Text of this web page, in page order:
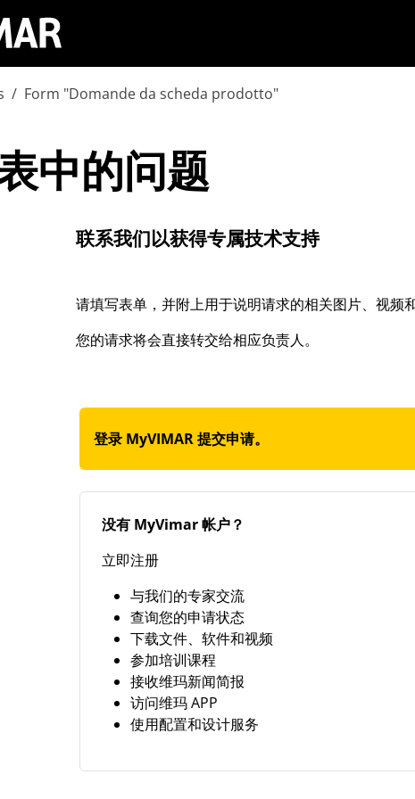
Form "Domande da scheda prodotto"
中的问题
中的问题
联系我们以获得专属技术支持
请填写表单，并附上用于说明请求的相关图片、视频
您的请求将会直接转交给相应负责人。
登录 MyVIMAR 提交申请。
没有 MyVimar 帐户？
立即注册
与我们的专家交流
查询您的申请状态
下载文件、软件和视频
参加培训课程
接收维玛新闻简报
访问维玛 APP
使用配置和设计服务